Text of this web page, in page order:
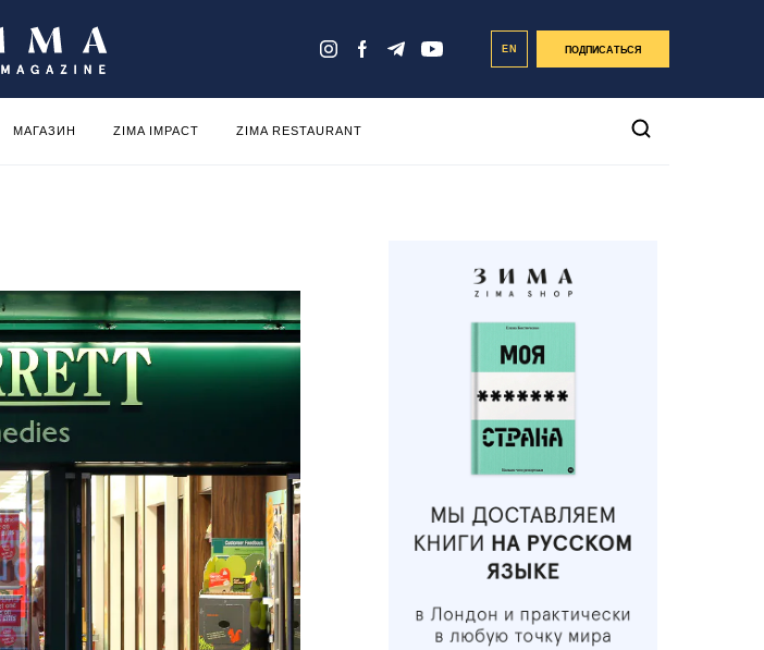
EN ПОДПИСАТЬСЯ
МАГАЗИН ZIMA IMPACT ZIMA RESTAURANT